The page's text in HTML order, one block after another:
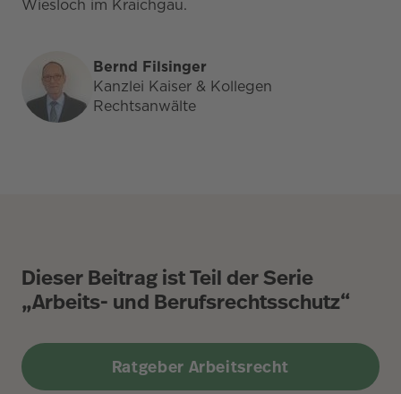
Wiesloch im Kraichgau.
Bernd Filsinger
Kanzlei Kaiser & Kollegen
Rechtsanwälte
Dieser Beitrag ist Teil der Serie
„Arbeits- und Berufsrechtsschutz“
Ratgeber Arbeitsrecht